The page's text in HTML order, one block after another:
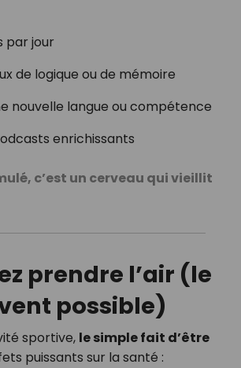
par jour
de logique ou de mémoire
nouvelle langue ou compétence
enrichissants
c’est un cerveau qui vieillit
prendre l’air (le
possible)
sportive, le simple fait d’être
puissants sur la santé :